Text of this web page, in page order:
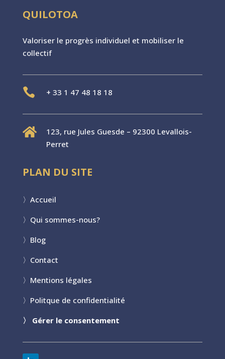
QUILOTOA
Valoriser le progrès individuel et mobiliser le
collectif
 + 33 1 47 48 18 18

123, rue Jules Guesde – 92300 Levallois-
Perret
PLAN DU SITE
〉 Accueil
〉 Qui sommes-nous?
〉 Blog
〉 Contact
〉 Mentions légales
〉 Politque de confidentialité
〉 Gérer le consentement